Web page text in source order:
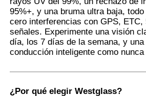
Contacto
noticias
95%+, y una bruma ultra baja,
cero interferencias con GPS, ETC,
señales. Experimente una visión
día, los 7 días de la semana, y una
conducción inteligente como nunca
¿Por qué elegir Westglass?